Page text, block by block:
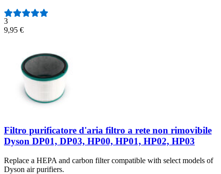
3
9,95 €
Filtro purificatore d'aria filtro a rete non rimovibile
Dyson DP01, DP03, HP00, HP01, HP02, HP03
Replace a HEPA and carbon filter compatible with select models of
Dyson air purifiers.